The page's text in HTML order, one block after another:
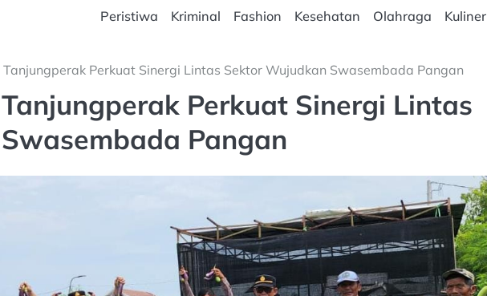
Peristiwa Kriminal Fashion Kesehatan Olahraga Kuliner
Tanjungperak Perkuat Sinergi Lintas Sektor Wujudkan Swasembada Pangan
Perkuat Sinergi Lintas
Pangan